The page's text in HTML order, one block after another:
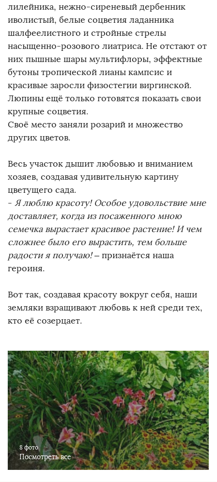
лилейника, нежно-сиреневый дербенник
иволистый, белые соцветия ладанника
шалфеелистного и стройные стрелы
насыщенно-розового лиатриса. Не отстают от
них пышные шары мультифлоры, эффектные
бутоны тропической лианы кампсис и
красивые заросли физостегии виргинской.
Люпины ещё только готовятся показать свои
крупные соцветия.
Своё место заняли розарий и множество
других цветов.
Весь участок дышит любовью и вниманием
хозяев, создавая удивительную картину
цветущего сада.
- Я люблю красоту! Особое удовольствие мне
доставляет, когда из посаженного мною
семечка вырастает красивое растение! И чем
сложнее было его вырастить, тем больше
радости я получаю!– признаётся наша
героиня.
Вот так, создавая красоту вокруг себя, наши
земляки взращивают любовь к ней среди тех,
кто её созерцает.
8 фото
Посмотреть все